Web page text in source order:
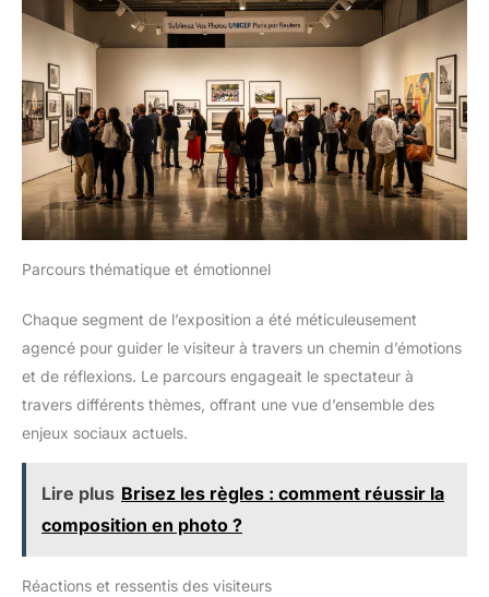
Parcours thématique et émotionnel
Chaque segment de l’exposition a été méticuleusement
agencé pour guider le visiteur à travers un chemin d’émotions
et de réflexions. Le parcours engageait le spectateur à
travers différents thèmes, offrant une vue d’ensemble des
enjeux sociaux actuels.
Lire plus Brisez les règles : comment réussir la
composition en photo ?
Réactions et ressentis des visiteurs